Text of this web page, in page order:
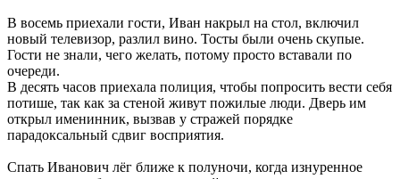
В восемь приехали гости, Иван накрыл на стол, включил
новый телевизор, разлил вино. Тосты были очень скупые.
Гости не знали, чего желать, потому просто вставали по
очереди.
В десять часов приехала полиция, чтобы попросить вести себя
потише, так как за стеной живут пожилые люди. Дверь им
открыл именинник, вызвав у стражей порядке
парадоксальный сдвиг восприятия.
Спать Иванович лёг ближе к полуночи, когда изнуренное